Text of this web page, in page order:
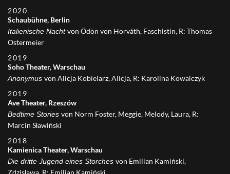
2020
Schaubühne, Berlin
Italienische Nachtvon Ödön von Horváth, Faschistin, R: Thomas
Ostermeier
2019
Soho Theater, Warschau
Anonymus von Alicja Kobielarz, Alicja, R: Karolina Kowalczyk
2019
Ave Theater, Rzeszów
Bedtime Stories von Norm Foster, Meggie, Melody, Laura, R:
Marcin Sławiński
2018
Kamienica Theater, Warschau
Die dritte Jugend eines Storches von Emilian Kamiński,
Zdzisława, R: Emilian Kamiński